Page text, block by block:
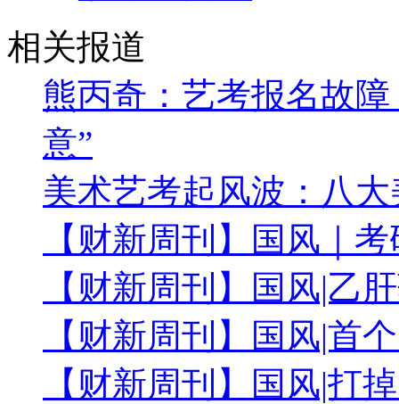
相关报道
熊丙奇：艺考报名故
意”
美术艺考起风波：八
【财新周刊】国风｜
【财新周刊】国风|乙
【财新周刊】国风|首
【财新周刊】国风|打